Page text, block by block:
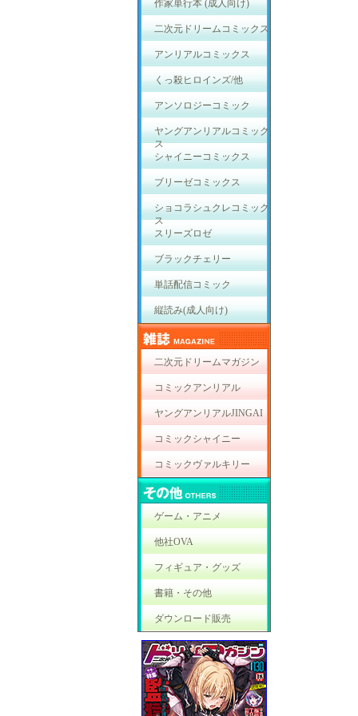
作家単行本 (成人向け)
二次元ドリームコミックス
アンリアルコミックス
くっ殺ヒロインズ/他
アンソロジーコミック
ヤングアンリアルコミック
ス
シャイニーコミックス
ブリーゼコミックス
ショコラシュクレコミック
ス
スリーズロゼ
ブラックチェリー
単話配信コミック
縦読み(成人向け)
二次元ドリームマガジン
コミックアンリアル
ヤングアンリアルJINGAI
コミックシャイニー
コミックヴァルキリー
ゲーム・アニメ
他社OVA
フィギュア・グッズ
書籍・その他
ダウンロード販売